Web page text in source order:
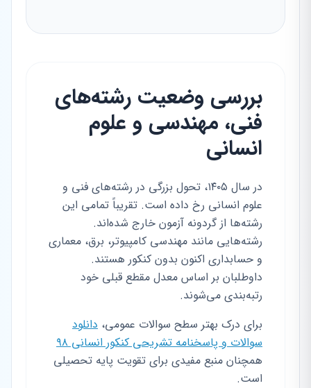
بررسی وضعیت رشته‌های
فنی، مهندسی و علوم
انسانی
در سال ۱۴۰۵، تحول بزرگی در رشته‌های فنی و
علوم انسانی رخ داده است. تقریباً تمامی این
رشته‌ها از گردونه آزمون خارج شده‌اند.
رشته‌هایی مانند مهندسی کامپیوتر، برق، معماری
و حسابداری اکنون بدون کنکور هستند.
داوطلبان بر اساس معدل مقطع قبلی خود
رتبه‌بندی می‌شوند.
برای درک بهتر سطح سوالات عمومی، دانلود
سوالات و پاسخنامه تشریحی کنکور انسانی ۹۸
همچنان منبع مفیدی برای تقویت پایه تحصیلی
است.